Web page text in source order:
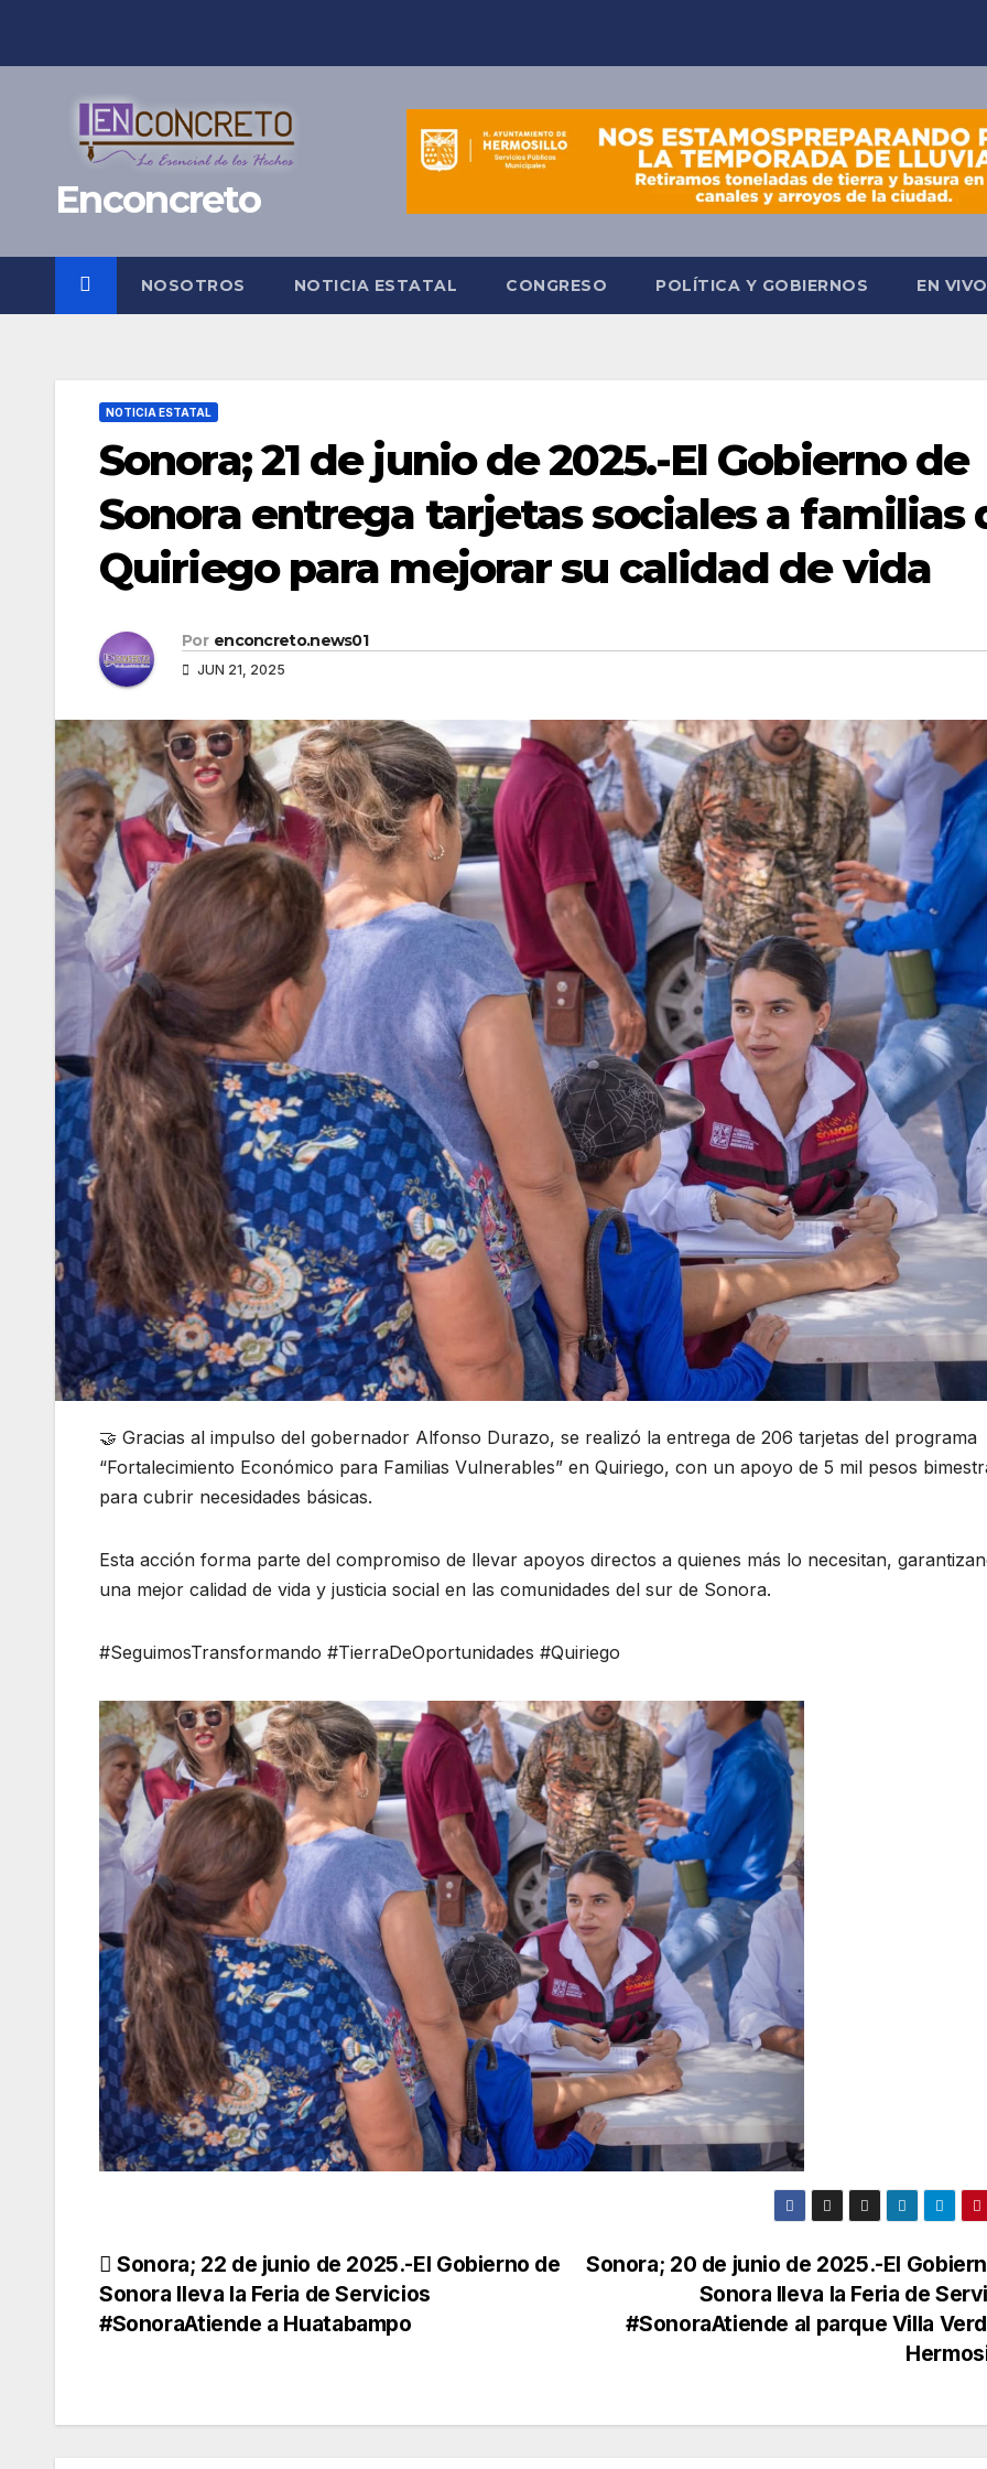
Enconcreto
NOSOTROS NOTICIA ESTATAL CONGRESO POLÍTICA Y GOBIERNOS EN
NOTICIA ESTATAL
Sonora; 21 de junio de 2025.-El Gobierno de
Sonora entrega tarjetas sociales a familias
Quiriego para mejorar su calidad de vida
Por enconcreto.news01
JUN 21, 2025
🤝 Gracias al impulso del gobernador Alfonso Durazo, se realizó la entrega de 206 tarjetas del programa
“Fortalecimiento Económico para Familias Vulnerables” en Quiriego, con un apoyo de 5 mil pesos
para cubrir necesidades básicas.
Esta acción forma parte del compromiso de llevar apoyos directos a quienes más lo necesitan,
una mejor calidad de vida y justicia social en las comunidades del sur de Sonora.
#SeguimosTransformando #TierraDeOportunidades #Quiriego
Navegación
de
Sonora; 20 de junio de 2025.-El
Sonora lleva la Feria de
#SonoraAtiende al parque Villa
Sonora; 22 de junio de 2025.-El Gobierno de
Sonora lleva la Feria de Servicios
#SonoraAtiende a Huatabampo